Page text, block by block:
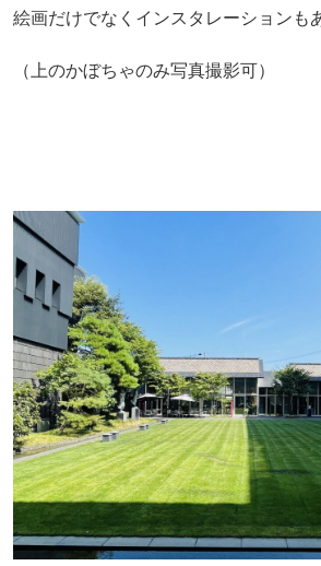
絵画だけでなくインスタレーションも
（上のかぼちゃのみ写真撮影可）